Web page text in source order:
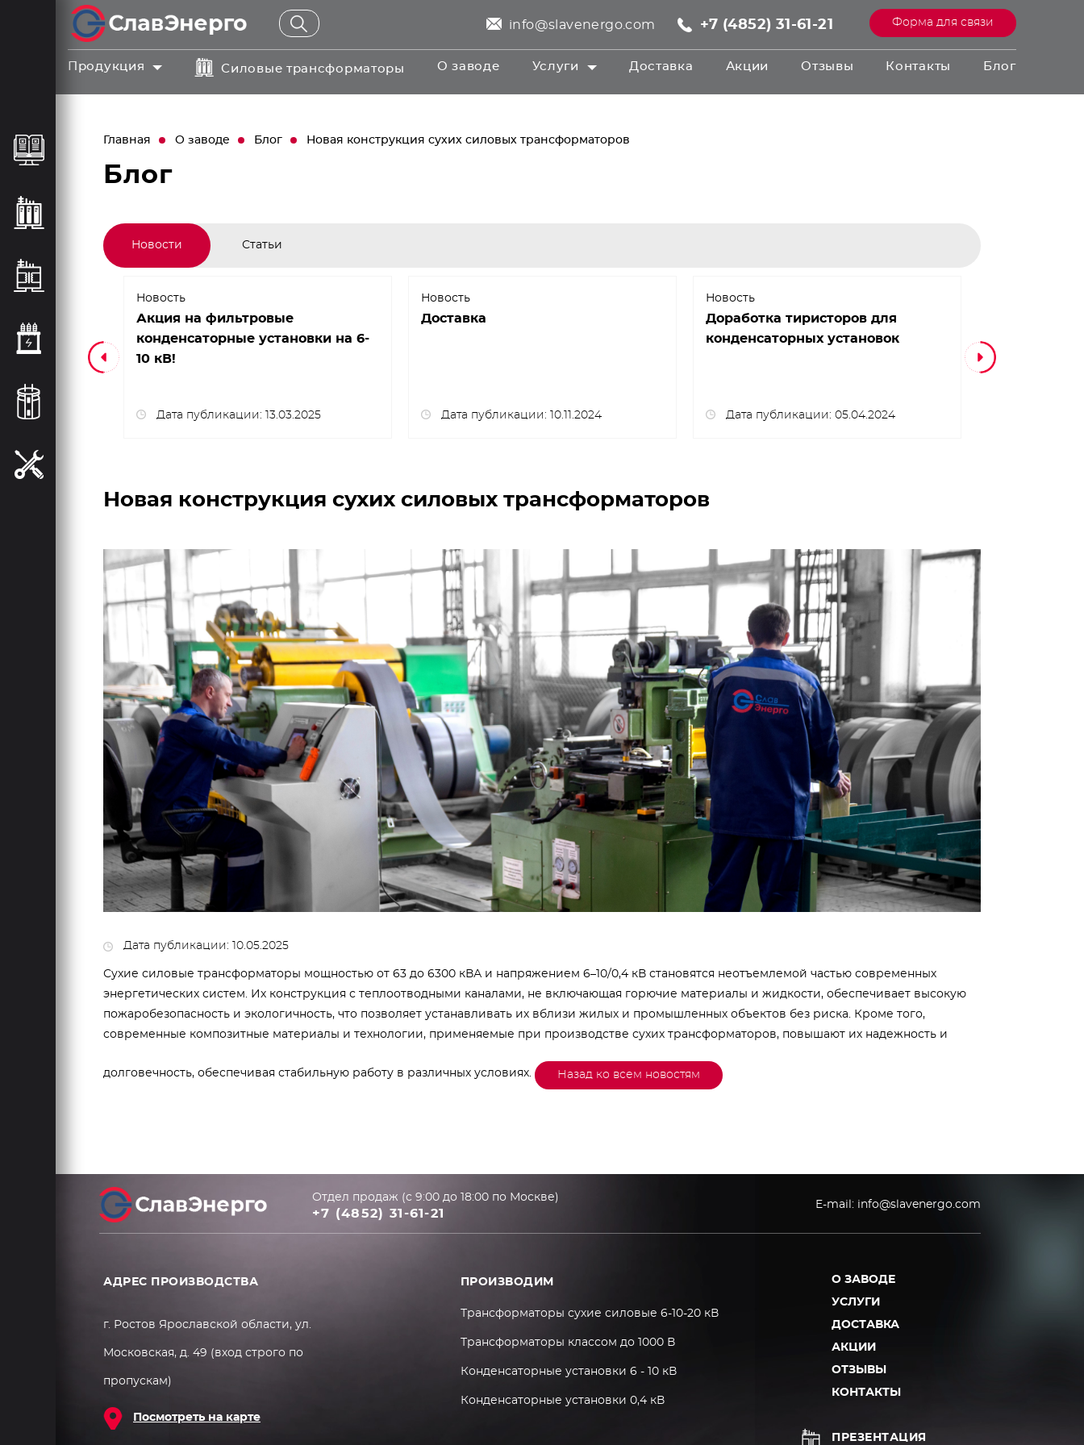
Форма для связи
info@slavenergo.com +7 (4852) 31-61-21
Продукция Силовые трансформаторы О заводе Услуги Доставка Акции Отзывы Контакты Блог
Главная О заводе Блог Новая конструкция сухих силовых трансформаторов
Блог
Новости Статьи
Новость
Акция на фильтровые
конденсаторные установки на 6-
10 кВ!
Дата публикации: 13.03.2025
Новость
Доставка
Дата публикации: 10.11.2024
Новость
Доработка тиристоров для
конденсаторных установок
Дата публикации: 05.04.2024
Новая конструкция сухих силовых трансформаторов
Дата публикации: 10.05.2025
Сухие силовые трансформаторы мощностью от 63 до 6300 кВА и напряжением 6–10/0,4 кВ становятся неотъемлемой частью современных
энергетических систем. Их конструкция с теплоотводными каналами, не включающая горючие материалы и жидкости, обеспечивает высокую
пожаробезопасность и экологичность, что позволяет устанавливать их вблизи жилых и промышленных объектов без риска. Кроме того,
современные композитные материалы и технологии, применяемые при производстве сухих трансформаторов, повышают их надежность и
долговечность, обеспечивая стабильную работу в различных условиях. Назад ко всем новостям
АДРЕС ПРОИЗВОДСТВА
г. Ростов Ярославской области, ул.
Московская, д. 49 (вход строго по
пропускам)
Посмотреть на карте
Отдел продаж (с 9:00 до 18:00 по Москве)
+7 (4852) 31-61-21
E-mail: info@slavenergo.com
О ЗАВОДЕ
УСЛУГИ
ДОСТАВКА
АКЦИИ
ОТЗЫВЫ
КОНТАКТЫ
ПРОИЗВОДИМ
Трансформаторы сухие силовые 6-10-20 кВ
Трансформаторы классом до 1000 В
Конденсаторные установки 6 - 10 кВ
Конденсаторные установки 0,4 кВ
ПРЕЗЕНТАЦИЯ